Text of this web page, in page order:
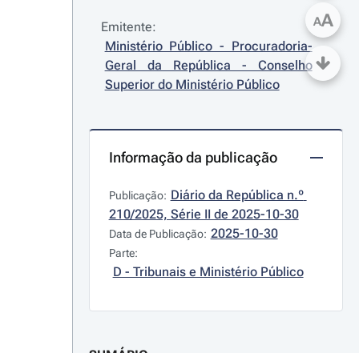
Emitente:
Ministério Público - Procuradoria-
Geral da República - Conselho
Superior do Ministério Público
Informação da publicação
Publicação: Diário da República n.º
210/2025, Série II de 2025-10-30
Data de Publicação: 2025-10-30
Parte:
D - Tribunais e Ministério Público
AA